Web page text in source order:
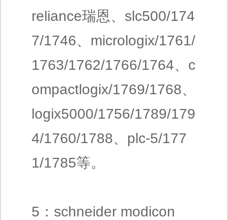
reliance瑞恩、slc500/174
7/1746、micrologix/1761/
1763/1762/1766/1764、c
ompactlogix/1769/1768、
logix5000/1756/1789/179
4/1760/1788、plc-5/177
1/1785等。
5：schneider modicon